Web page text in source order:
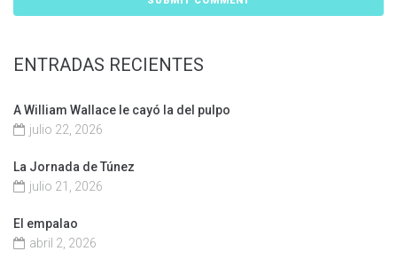
ENTRADAS RECIENTES
A William Wallace le cayó la del pulpo
julio 22, 2026
La Jornada de Túnez
julio 21, 2026
El empalao
abril 2, 2026